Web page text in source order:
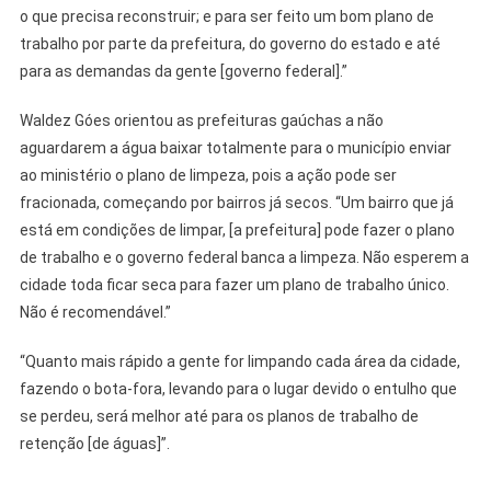
o que precisa reconstruir; e para ser feito um bom plano de
trabalho por parte da prefeitura, do governo do estado e até
para as demandas da gente [governo federal].”
Waldez Góes orientou as prefeituras gaúchas a não
aguardarem a água baixar totalmente para o município enviar
ao ministério o plano de limpeza, pois a ação pode ser
fracionada, começando por bairros já secos. “Um bairro que já
está em condições de limpar, [a prefeitura] pode fazer o plano
de trabalho e o governo federal banca a limpeza. Não esperem a
cidade toda ficar seca para fazer um plano de trabalho único.
Não é recomendável.”
“Quanto mais rápido a gente for limpando cada área da cidade,
fazendo o bota-fora, levando para o lugar devido o entulho que
se perdeu, será melhor até para os planos de trabalho de
retenção [de águas]”.